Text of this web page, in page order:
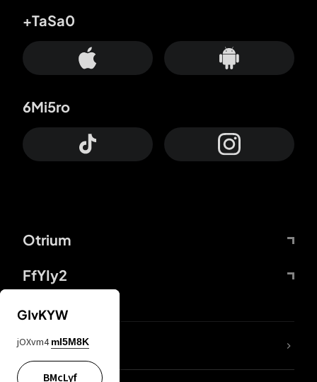
Otrium
FfYIy2
+TaSa0
6Mi5ro
DDcvSo
GIvKYW
jOXvm4 mI5M8K
BMcLyf